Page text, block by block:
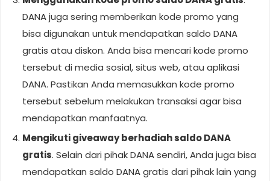
DANA juga sering memberikan kode promo yang
bisa digunakan untuk mendapatkan saldo DANA
gratis atau diskon. Anda bisa mencari kode promo
tersebut di media sosial, situs web, atau aplikasi
DANA. Pastikan Anda memasukkan kode promo
tersebut sebelum melakukan transaksi agar bisa
mendapatkan manfaatnya.
Mengikuti giveaway berhadiah saldo DANA
gratis. Selain dari pihak DANA sendiri, Anda juga bisa
mendapatkan saldo DANA gratis dari pihak lain yang